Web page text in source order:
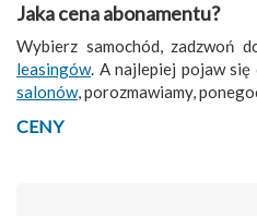
Jaka cena abonamentu?
Wybierz samochód, zadzwoń
leasingów. A najlepiej pojaw się
salonów, porozmawiamy,
CENY